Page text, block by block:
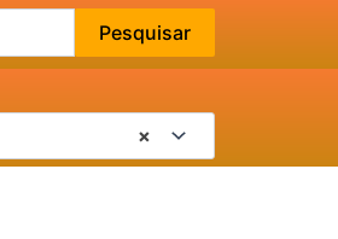
Pesquisar
×